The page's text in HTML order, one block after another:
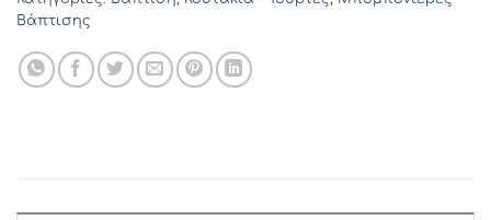
Βάπτισης